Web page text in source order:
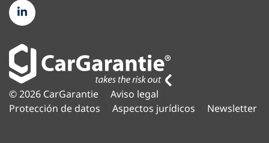
© 2026 CarGarantie
Aviso legal
Protección de datos
Aspectos jurídicos Newsletter